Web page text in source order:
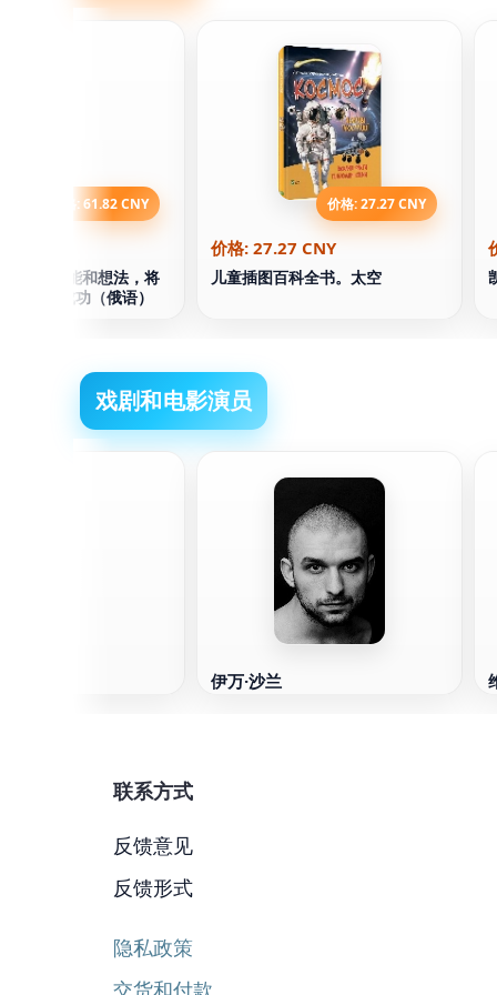
价格: 61.82 CNY
。9个技能和想法，将
内让你成功（俄语）
价格: 27.27 CNY
价格: 27.27 CNY
儿童插图百科全书。太空
戏剧和电影演员
伊万·沙兰
联系方式
反馈意见
反馈形式
隐私政策
交货和付款